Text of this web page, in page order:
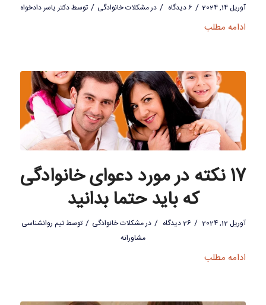
آوریل 14, 2024 / 6 دیدگاه / درمشکلات خانوادگی / توسطدکتر یاسر دادخواه
ادامه مطلب
17 نکته در مورد دعوای خانوادگی
که باید حتما بدانید
آوریل 12, 2024 / 26 دیدگاه / درمشکلات خانوادگی / توسطتیم روانشناسی
مشاورانه
ادامه مطلب